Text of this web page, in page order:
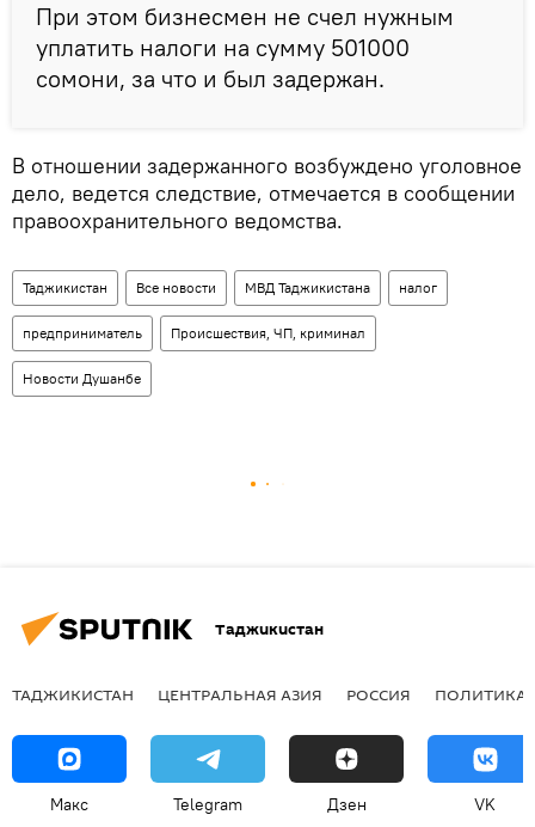
При этом бизнесмен не счел нужным
уплатить налоги на сумму 501000
сомони, за что и был задержан.
В отношении задержанного возбуждено уголовное
дело, ведется следствие, отмечается в сообщении
правоохранительного ведомства.
Таджикистан Все новости МВД Таджикистана налог
предприниматель Происшествия, ЧП, криминал
Новости Душанбе
Таджикистан
ТАДЖИКИСТАН ЦЕНТРАЛЬНАЯ АЗИЯ РОССИЯ ПОЛИТИКА
Макс Telegram Дзен VK